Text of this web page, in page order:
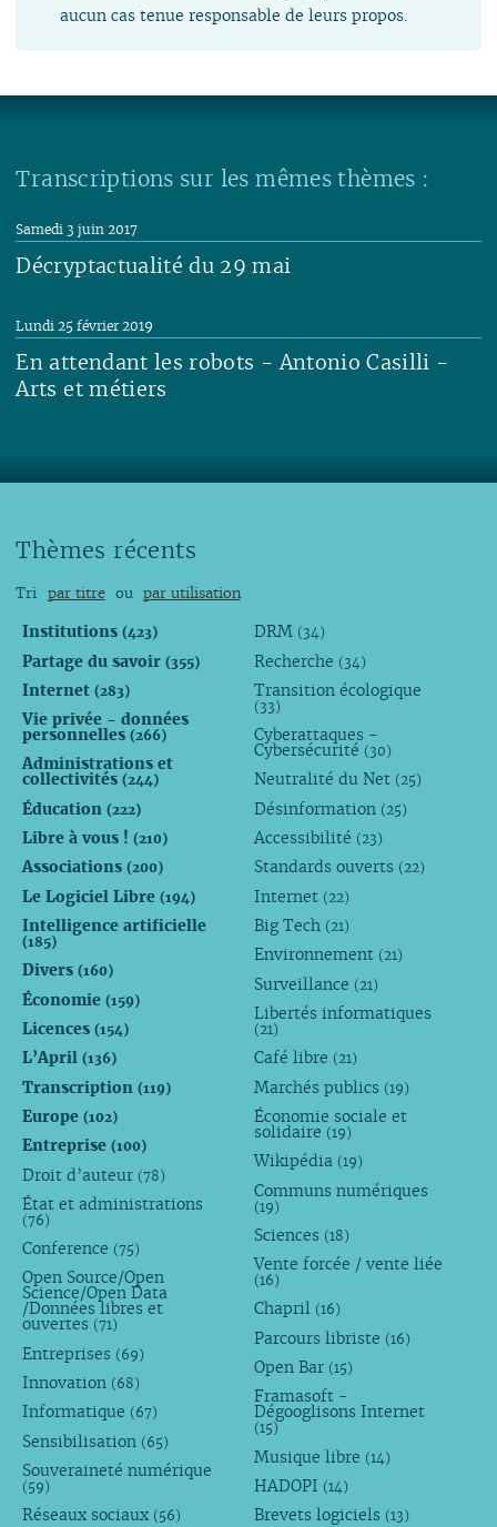
aucun cas tenue responsable de leurs propos.
Transcriptions sur les mêmes thèmes :
Décryptactualité du 29 mai
Samedi 3 juin 2017
En attendant les robots - Antonio Casilli -
Arts et métiers
Lundi 25 février 2019
Thèmes récents
Tri par titre ou par utilisation
Institutions (423)
Partage du savoir (355)
Internet (283)
Vie privée - données
personnelles (266)
Administrations et
collectivités (244)
Éducation (222)
Libre à vous ! (210)
Associations (200)
Le Logiciel Libre (194)
Intelligence artificielle
(185)
Divers (160)
Économie (159)
Licences (154)
L’April (136)
Transcription (119)
Europe (102)
Entreprise (100)
Droit d’auteur (78)
État et administrations
(76)
Conference (75)
Open Source/Open
Science/Open Data
/Données libres et
ouvertes (71)
Entreprises (69)
Innovation (68)
Informatique (67)
Sensibilisation (65)
Souveraineté numérique
(59)
Réseaux sociaux (56)
DRM (34)
Recherche (34)
Transition écologique
(33)
Cyberattaques -
Cybersécurité (30)
Neutralité du Net (25)
Désinformation (25)
Accessibilité (23)
Standards ouverts (22)
Internet (22)
Big Tech (21)
Environnement (21)
Surveillance (21)
Libertés informatiques
(21)
Café libre (21)
Marchés publics (19)
Économie sociale et
solidaire (19)
Wikipédia (19)
Communs numériques
(19)
Sciences (18)
Vente forcée / vente liée
(16)
Chapril (16)
Parcours libriste (16)
Open Bar (15)
Framasoft -
Dégooglisons Internet
(15)
Musique libre (14)
HADOPI (14)
Brevets logiciels (13)